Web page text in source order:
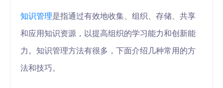
知识管理是指通过有效地收集、组织、存储、共享
和应用知识资源，以提高组织的学习能力和创新能
力。知识管理方法有很多，下面介绍几种常用的方
法和技巧。